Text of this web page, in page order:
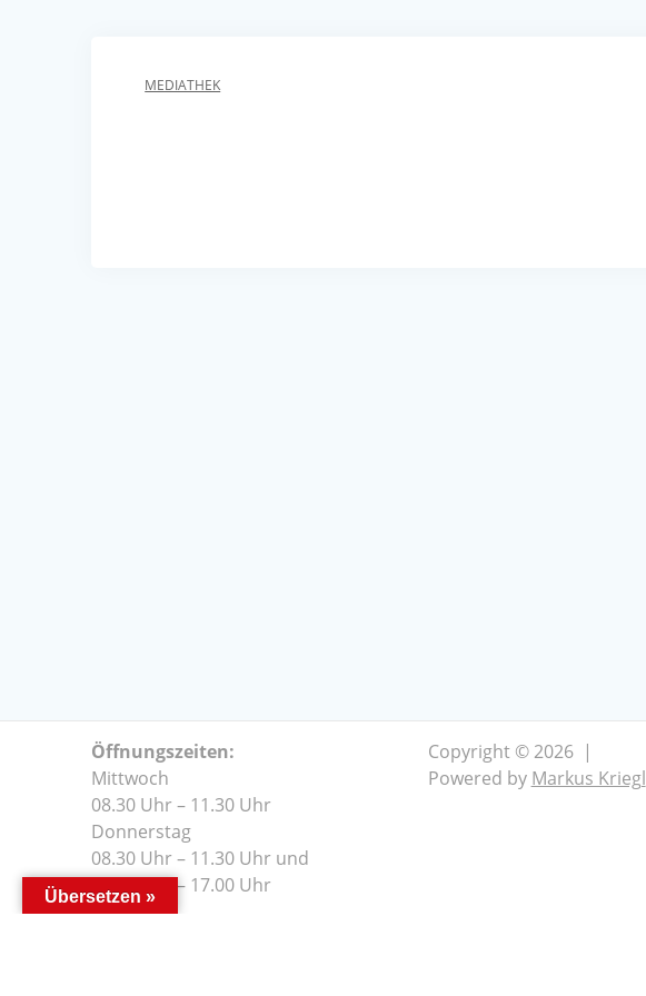
MEDIATHEK
Öffnungszeiten:
Mittwoch
08.30 Uhr – 11.30 Uhr
Donnerstag
08.30 Uhr – 11.30 Uhr und
14.00 Uhr – 17.00 Uhr
Copyright © 2026 |
Powered by Markus Kriegl
Übersetzen »